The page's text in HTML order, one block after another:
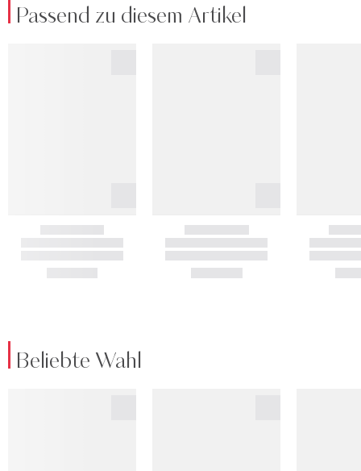
Passend zu diesem Artikel
Beliebte Wahl